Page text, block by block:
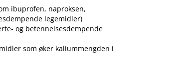
ibuprofen, naproksen,
legemidler)
og betennelsesdempende
som øker kaliummengden i